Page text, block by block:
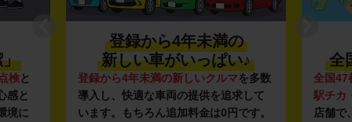
」
検と
感と
境に
登録から4年未満の
新しい車がいっぱい♪
登録から4年未満の新しいクルマを多数
導入し、快適な車両の提供を追求して
います。もちろん追加料金は0円です。
全
全国47
駅チカ
店舗で